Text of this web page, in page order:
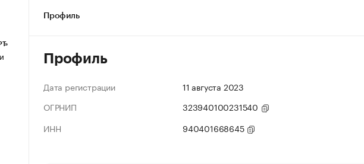
Профиль
Профиль
Дата регистрации
11 августа 2023
ОГРНИП
323940100231540
ИНН
940401668645